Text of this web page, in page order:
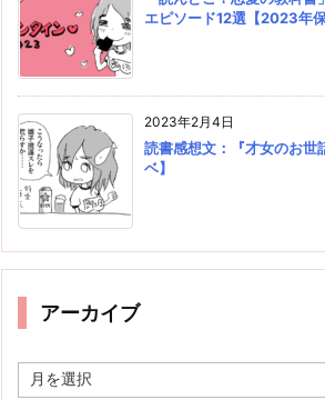
エピソード12選【2023年保
2023年2月4日
読書感想文：『才女のお世
ベ】
アーカイブ
ー